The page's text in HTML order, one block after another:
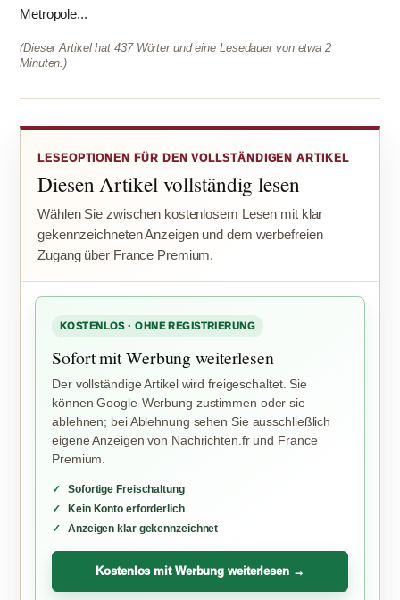
Metropole...
(Dieser Artikel hat 437 Wörter und eine Lesedauer von etwa 2
Minuten.)
LESEOPTIONEN FÜR DEN VOLLSTÄNDIGEN ARTIKEL
Diesen Artikel vollständig lesen
Wählen Sie zwischen kostenlosem Lesen mit klar
gekennzeichneten Anzeigen und dem werbefreien
Zugang über France Premium.
KOSTENLOS · OHNE REGISTRIERUNG
Sofort mit Werbung weiterlesen
Der vollständige Artikel wird freigeschaltet. Sie
können Google-Werbung zustimmen oder sie
ablehnen; bei Ablehnung sehen Sie ausschließlich
eigene Anzeigen von Nachrichten.fr und France
Premium.
Sofortige Freischaltung
Kein Konto erforderlich
Anzeigen klar gekennzeichnet
Kostenlos mit Werbung weiterlesen →